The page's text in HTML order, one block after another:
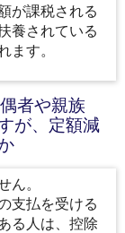
が課税される
養されている
ます。
者や親族
が、定額減
ん。
支払を受ける
る人は、控除